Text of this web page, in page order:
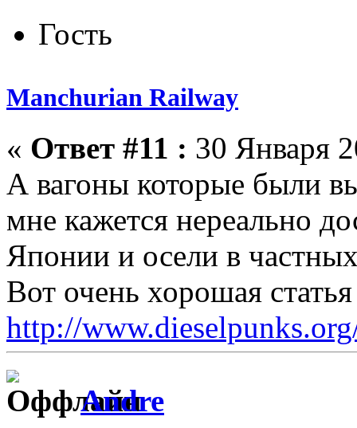
Гость
Manchurian Railway
« Ответ #11 : 30 Января
А вагоны которые были
мне кажется нереально
Японии и осели в
Вот очень хорошая
http://
Andre